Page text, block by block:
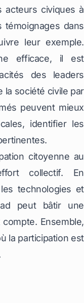
acteurs civiques à
dans
leur exemple.
efficace, il est
des leaders
la société civile par
peuvent mieux
identifier les
citoyenne au
collectif. En
technologies et
peut bâtir une
Ensemble,
la participation est